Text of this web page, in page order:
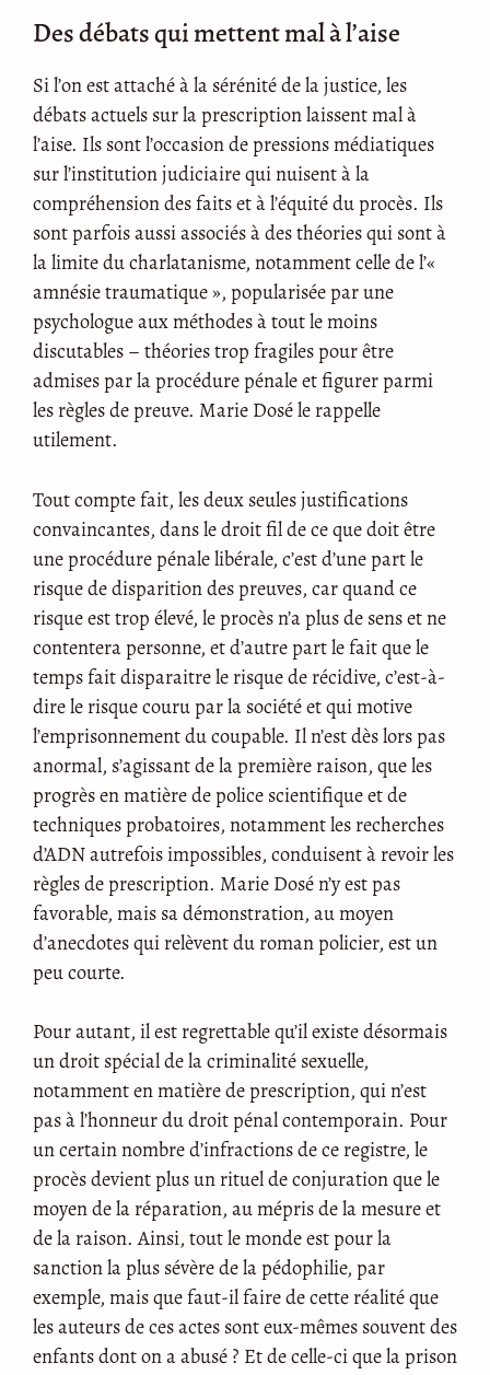
Des débats qui mettent mal à l’aise
Si l’on est attaché à la sérénité de la justice, les
débats actuels sur la prescription laissent mal à
l’aise. Ils sont l’occasion de pressions médiatiques
sur l’institution judiciaire qui nuisent à la
compréhension des faits et à l’équité du procès. Ils
sont parfois aussi associés à des théories qui sont à
la limite du charlatanisme, notamment celle de l’«
amnésie traumatique », popularisée par une
psychologue aux méthodes à tout le moins
discutables – théories trop fragiles pour être
admises par la procédure pénale et figurer parmi
les règles de preuve. Marie Dosé le rappelle
utilement.
Tout compte fait, les deux seules justifications
convaincantes, dans le droit fil de ce que doit être
une procédure pénale libérale, c’est d’une part le
risque de disparition des preuves, car quand ce
risque est trop élevé, le procès n’a plus de sens et ne
contentera personne, et d’autre part le fait que le
temps fait disparaitre le risque de récidive, c’est-à-
dire le risque couru par la société et qui motive
l’emprisonnement du coupable. Il n’est dès lors pas
anormal, s’agissant de la première raison, que les
progrès en matière de police scientifique et de
techniques probatoires, notamment les recherches
d’ADN autrefois impossibles, conduisent à revoir les
règles de prescription. Marie Dosé n’y est pas
favorable, mais sa démonstration, au moyen
d’anecdotes qui relèvent du roman policier, est un
peu courte.
Pour autant, il est regrettable qu’il existe désormais
un droit spécial de la criminalité sexuelle,
notamment en matière de prescription, qui n’est
pas à l’honneur du droit pénal contemporain. Pour
un certain nombre d’infractions de ce registre, le
procès devient plus un rituel de conjuration que le
moyen de la réparation, au mépris de la mesure et
de la raison. Ainsi, tout le monde est pour la
sanction la plus sévère de la pédophilie, par
exemple, mais que faut-il faire de cette réalité que
les auteurs de ces actes sont eux-mêmes souvent des
enfants dont on a abusé ? Et de celle-ci que la prison